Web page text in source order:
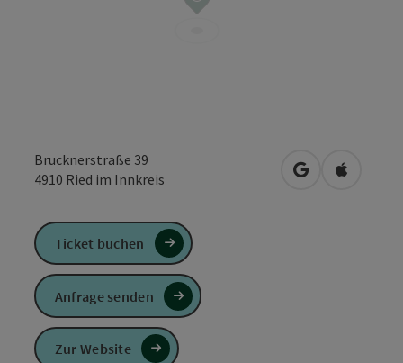
Brucknerstraße 39
4910 Ried im Innkreis in Googlein Apple
Ticket buchen
Anfrage senden
Zur Website